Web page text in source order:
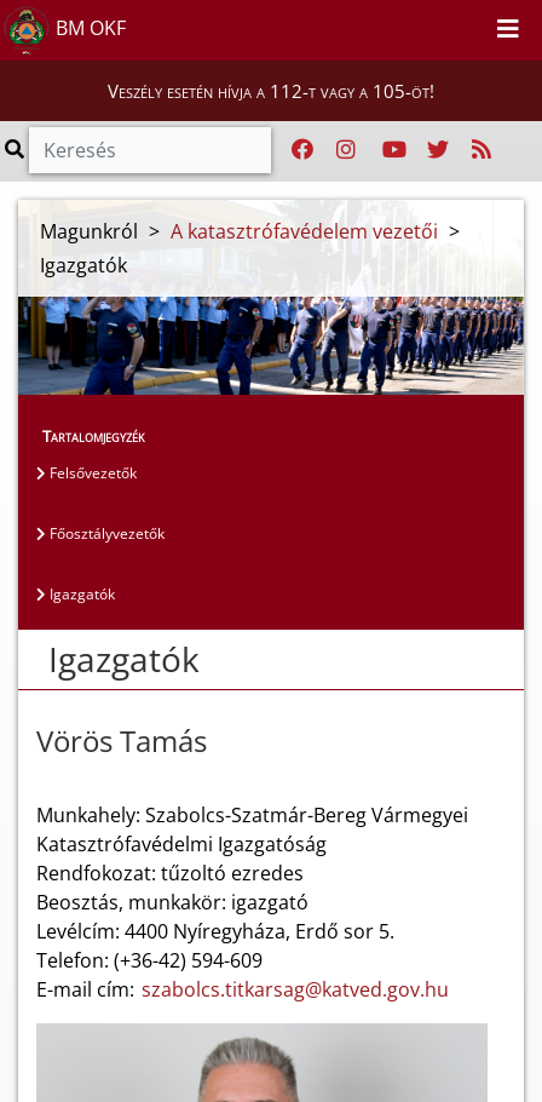
BM OKF
Veszély esetén hívja a 112-t vagy a 105-öt!
Magunkról > A katasztrófavédelem vezetői >
Igazgatók
Tartalomjegyzék
Felsővezetők
Főosztályvezetők
Igazgatók
Igazgatók
Vörös Tamás
Munkahely: Szabolcs-Szatmár-Bereg Vármegyei
Katasztrófavédelmi Igazgatóság
Rendfokozat: tűzoltó ezredes
Beosztás, munkakör: igazgató
Levélcím: 4400 Nyíregyháza, Erdő sor 5.
Telefon: (+36-42) 594-609
E-mail cím: szabolcs.titkarsag@katved.gov.hu